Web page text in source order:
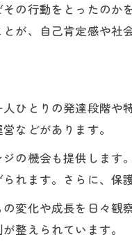
の行動をとったのか
が、自己肯定感や社
ひとりの発達段階や
などがあります。
の機会も提供します
れます。さらに、保
変化や成長を日々観
整えられています。